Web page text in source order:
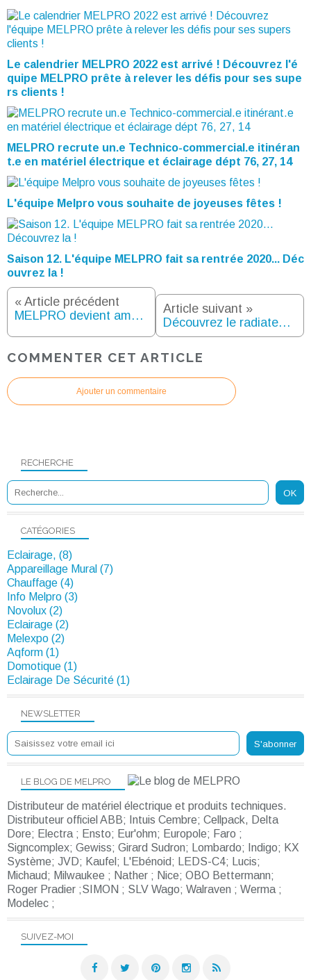
Le calendrier MELPRO 2022 est arrivé ! Découvrez l'é
quipe MELPRO prête à relever les défis pour ses supe
rs clients !
MELPRO recrute un.e Technico-commercial.e itinéran
t.e en matériel électrique et éclairage dépt 76, 27, 14
L'équipe Melpro vous souhaite de joyeuses fêtes !
Saison 12. L'équipe MELPRO fait sa rentrée 2020... Déc
ouvrez la !
« Article précédent
MELPRO devient ambassadeur officiel de la marque territoriale "Enjoy Rouen Normandy"
Article suivant »
Découvrez le radiateur à inertie verre, connecté, Campaver 3.0 de CAMPA chez MELPRO
COMMENTER CET ARTICLE
Ajouter un commentaire
NEWSLETTER
SUIVEZ-MOI
RECHERCHE
LE BLOG DE MELPRO
Distributeur de matériel électrique et produits techniques.
Distributeur officiel ABB; Intuis Cembre; Cellpack, Delta
Dore; Electra ; Ensto; Eur'ohm; Europole; Faro ;
Signcomplex; Gewiss; Girard Sudron; Lombardo; Indigo; KX
Système; JVD; Kaufel; L'Ebénoid; LEDS-C4; Lucis;
Michaud; Milwaukee ; Nather ; Nice; OBO Bettermann;
Roger Pradier ;SIMON ; SLV Wago; Walraven ; Werma ;
Modelec ;
CATÉGORIES
Eclairage, (8)
Appareillage Mural (7)
Chauffage (4)
Info Melpro (3)
Novolux (2)
Eclairage (2)
Melexpo (2)
Aqform (1)
Domotique (1)
Eclairage De Sécurité (1)